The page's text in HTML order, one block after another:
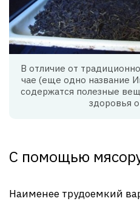
В отличие от
чае (еще одно название
содержатся полезные
здоровья
С помощью
Наименее трудоемкий